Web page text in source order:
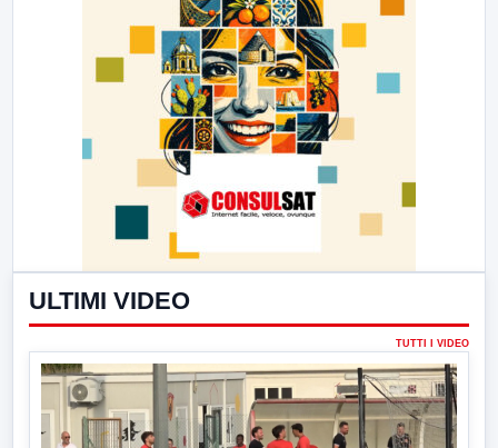
ULTIMI VIDEO
TUTTI I VIDEO